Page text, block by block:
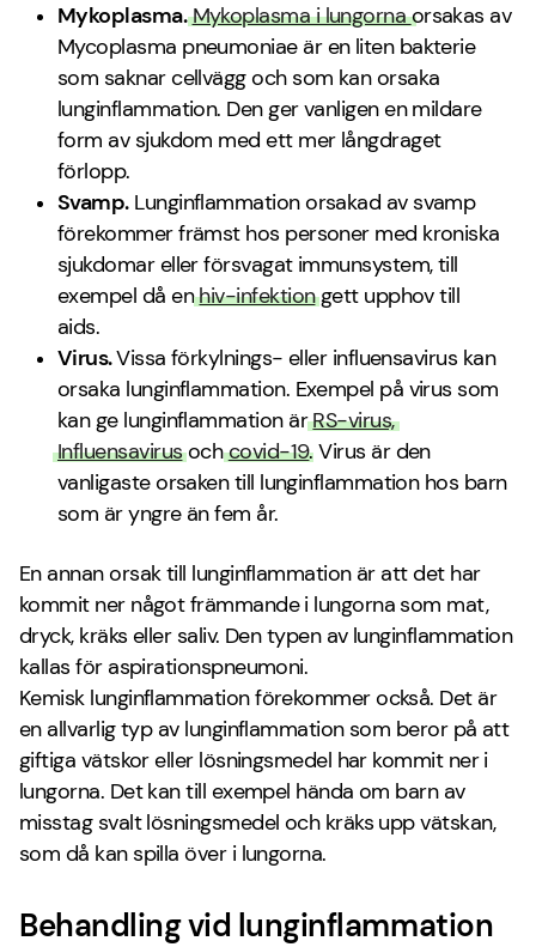
Mykoplasma.Mykoplasma i lungornaorsakas av
Mycoplasma pneumoniae är en liten bakterie
som saknar cellvägg och som kan orsaka
lunginflammation. Den ger vanligen en mildare
form av sjukdom med ett mer långdraget
förlopp.
Svamp.Lunginflammation orsakad av svamp
förekommer främst hos personer med kroniska
sjukdomar eller försvagat immunsystem, till
exempel då enhiv-infektiongett upphov till
aids.
Virus.Vissa förkylnings- eller influensavirus kan
orsaka lunginflammation. Exempel på virus som
kan ge lunginflammation ärRS-virus,
Influensavirusochcovid-19. Virus är den
vanligaste orsaken till lunginflammation hos barn
som är yngre än fem år.
En annan orsak till lunginflammation är att det har
kommit ner något främmande i lungorna som mat,
dryck, kräks eller saliv. Den typen av lunginflammation
kallas för aspirationspneumoni.
Kemisk lunginflammation förekommer också. Det är
en allvarlig typ av lunginflammation som beror på att
giftiga vätskor eller lösningsmedel har kommit ner i
lungorna. Det kan till exempel hända om barn av
misstag svalt lösningsmedel och kräks upp vätskan,
som då kan spilla över i lungorna.
Behandling vid lunginflammation